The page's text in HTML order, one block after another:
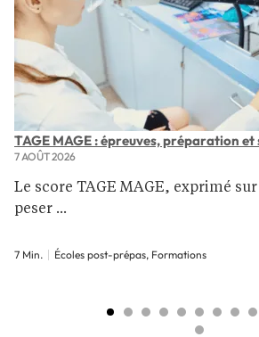
TAGE MAGE : épreuves, préparation et
7 AOÛT 2026
Le score TAGE MAGE, exprimé
peser ...
7 Min. Écoles post-prépas, Formations